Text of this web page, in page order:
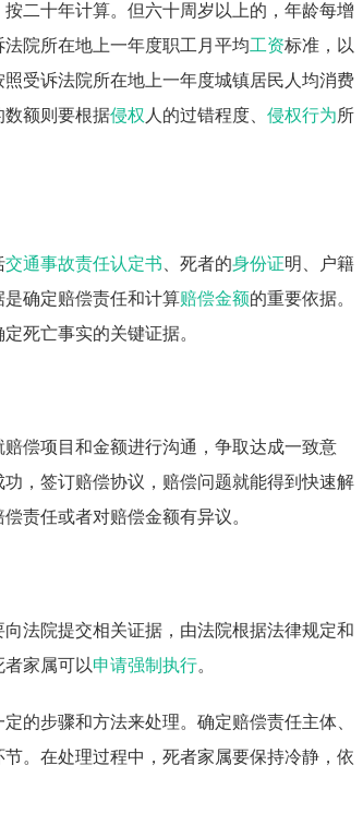
二十年计算。但六十周岁以上的，年龄每增
院所在地上一年度职工月平均工资标准，以
照受诉法院所在地上一年度城镇居民人均消费
数额则要根据侵权 人的过错程度、 侵权行为所
交通事故责任认定书 、死者的身份证明、户籍
是确定赔偿责任和计算赔偿金额的重要依据。
死亡事实的关键证据。
偿项目和金额进行沟通，争取达成一致意
，签订赔偿协议，赔偿问题就能得到快速解
责任或者对赔偿金额有异议。
向法院提交相关证据，由法院根据法律规定和
家属可以申请强制执行。
的步骤和方法来处理。确定赔偿责任主体、
。在处理过程中，死者家属要保持冷静，依